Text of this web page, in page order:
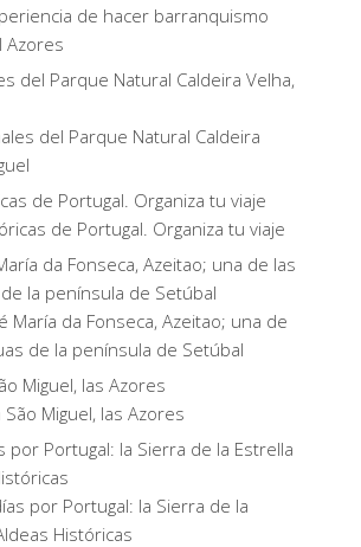
del Parque Natural Caldeira Velha,
de Portugal. Organiza tu viaje
da Fonseca, Azeitao; una de las
la península de Setúbal
Miguel, las Azores
por Portugal: la Sierra de la Estrella